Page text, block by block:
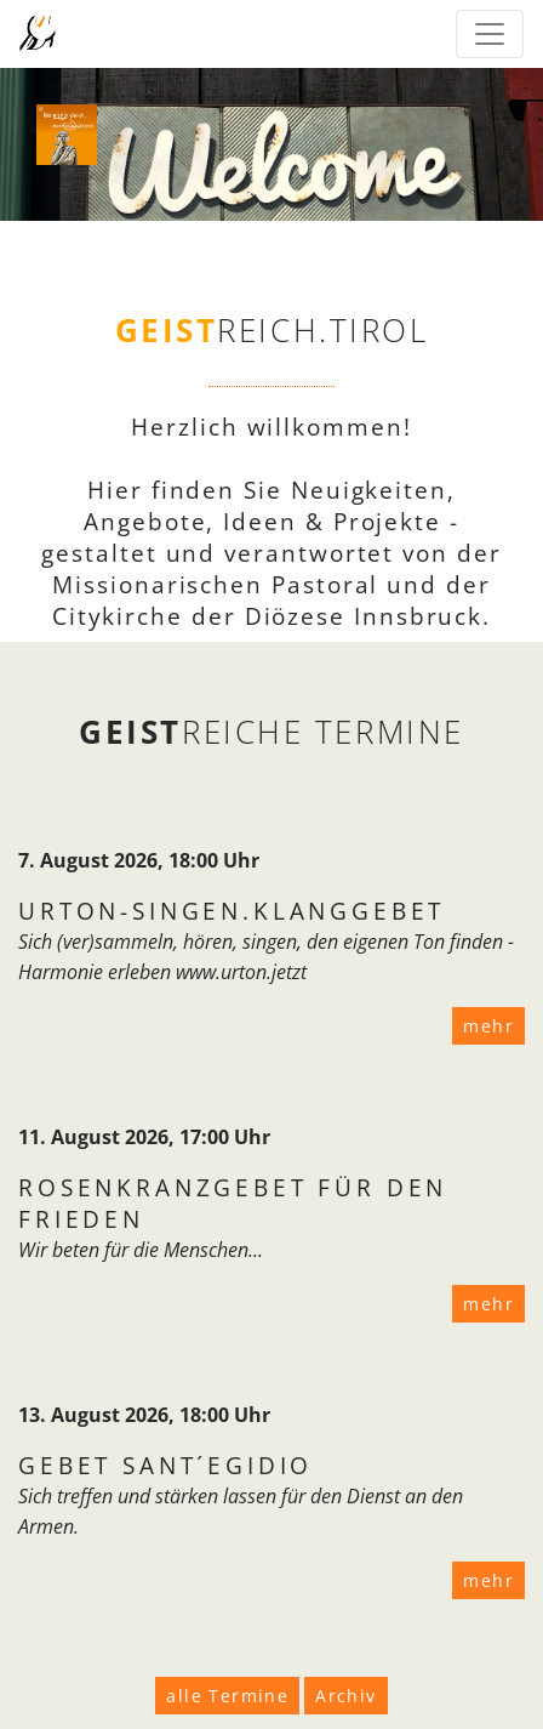
GEISTREICH.TIROL
Herzlich willkommen!
Hier finden Sie Neuigkeiten,
Angebote, Ideen & Projekte -
gestaltet und verantwortet von der
Missionarischen Pastoral und der
Citykirche der Diözese Innsbruck.
GEISTREICHE TERMINE
7. August 2026, 18:00 Uhr
URTON-SINGEN.KLANGGEBET
Sich (ver)sammeln, hören, singen, den eigenen Ton finden -
Harmonie erleben www.urton.jetzt
mehr
11. August 2026, 17:00 Uhr
ROSENKRANZGEBET FÜR DEN
FRIEDEN
Wir beten für die Menschen...
mehr
13. August 2026, 18:00 Uhr
GEBET SANT´EGIDIO
Sich treffen und stärken lassen für den Dienst an den
Armen.
mehr
alle Termine Archiv